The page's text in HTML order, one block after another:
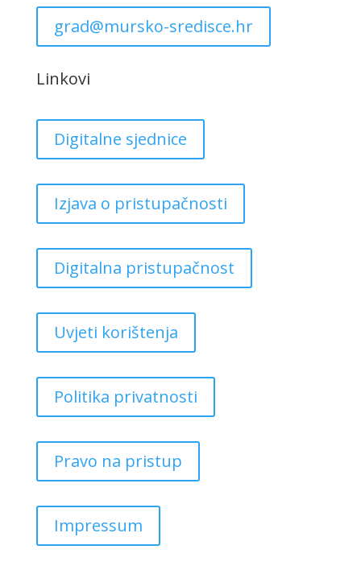
grad@mursko-sredisce.hr
Linkovi
Digitalne sjednice
Izjava o pristupačnosti
Digitalna pristupačnost
Uvjeti korištenja
Politika privatnosti
Pravo na pristup
Impressum